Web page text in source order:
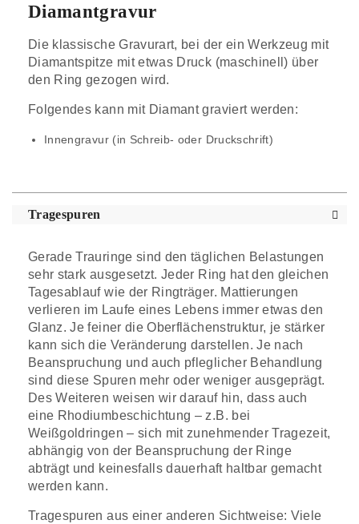
Diamantgravur
Die klassische Gravurart, bei der ein Werkzeug mit
Diamantspitze mit etwas Druck (maschinell) über
den Ring gezogen wird.
Folgendes kann mit Diamant graviert werden:
Innengravur (in Schreib- oder Druckschrift)
Tragespuren
Gerade Trauringe sind den täglichen Belastungen
sehr stark ausgesetzt. Jeder Ring hat den gleichen
Tagesablauf wie der Ringträger. Mattierungen
verlieren im Laufe eines Lebens immer etwas den
Glanz. Je feiner die Oberflächenstruktur, je stärker
kann sich die Veränderung darstellen. Je nach
Beanspruchung und auch pfleglicher Behandlung
sind diese Spuren mehr oder weniger ausgeprägt.
Des Weiteren weisen wir darauf hin, dass auch
eine Rhodiumbeschichtung – z.B. bei
Weißgoldringen – sich mit zunehmender Tragezeit,
abhängig von der Beanspruchung der Ringe
abträgt und keinesfalls dauerhaft haltbar gemacht
werden kann.
Tragespuren aus einer anderen Sichtweise: Viele